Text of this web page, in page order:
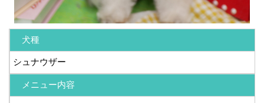
犬種
シュナウザー
メニュー内容